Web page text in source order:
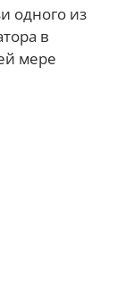
одного из
в
мере